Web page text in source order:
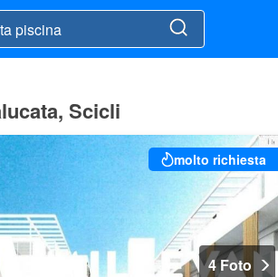
Scicli
molto richiesta
4 Foto